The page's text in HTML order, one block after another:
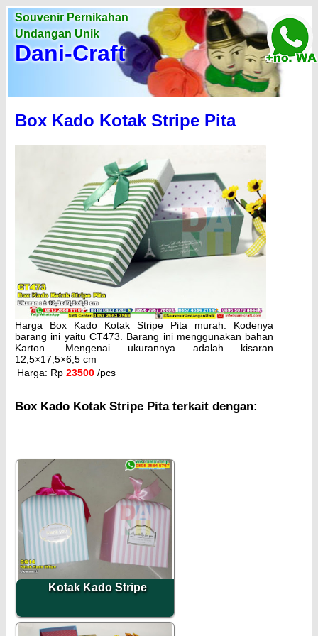
Souvenir Pernikahan
Undangan Unik
Dani-Craft
Box Kado Kotak Stripe Pita
Harga Box Kado Kotak Stripe Pita murah. Kodenya
barang ini yaitu CT473. Barang ini menggunakan bahan
Karton. Mengenai ukurannya adalah kisaran
12,5×17,5×6,5 cm
Harga: Rp 23500 /pcs
Box Kado Kotak Stripe Pita terkait dengan:
Kotak Kado Stripe